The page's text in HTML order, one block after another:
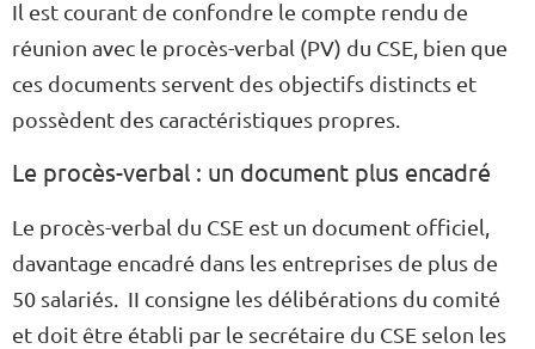
Il est courant de confondre le compte rendu de
réunion avec le procès-verbal (PV) du CSE, bien que
ces documents servent des objectifs distincts et
possèdent des caractéristiques propres.
Le procès-verbal : un document plus encadré
Le procès-verbal du CSE est un document officiel,
davantage encadré dans les entreprises de plus de
50 salariés. II consigne les délibérations du comité
et doit être établi par le secrétaire du CSE selon les